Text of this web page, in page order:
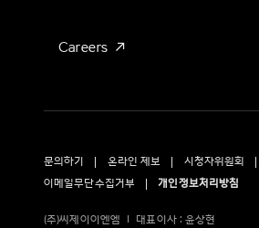
Careers
문의하기 온라인 제보 시청자위원회
이메일무단수집거부
개인정보처리방침
(주)씨제이이엔엠 대표이사 : 윤상현